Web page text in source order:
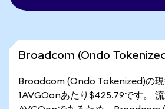
Broadcom (Ondo Tokenized)
Broadcom (Ondo Tokenized)の現
1AVGOonあたり$425.79です。